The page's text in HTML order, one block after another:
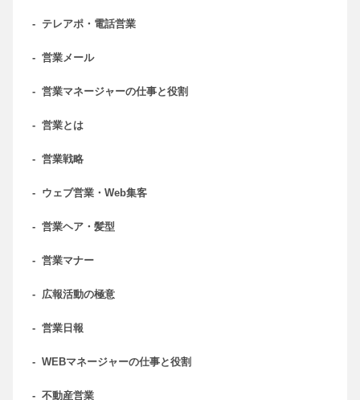
- テレアポ・電話営業
- 営業メール
- 営業マネージャーの仕事と役割
- 営業とは
- 営業戦略
- ウェブ営業・Web集客
- 営業ヘア・髪型
- 営業マナー
- 広報活動の極意
- 営業日報
- WEBマネージャーの仕事と役割
- 不動産営業